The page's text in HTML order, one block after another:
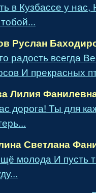
в Кузбассе у
Руслан
радость всегда
И прекрасных
Лилия
дорога! Ты для
Светлана
молода И пусть